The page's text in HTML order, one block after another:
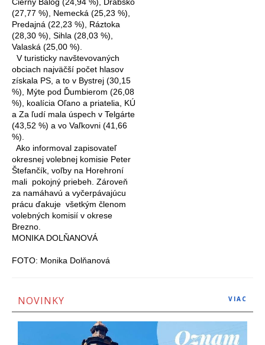
Čierny Balog (24,94 %), Drábsko
(27,77 %), Nemecká (25,23 %),
Predajná (22,23 %), Ráztoka
(28,30 %), Sihla (28,03 %),
Valaská (25,00 %).
V turisticky navštevovaných
obciach najväčší počet hlasov
získala PS, a to v Bystrej (30,15
%), Mýte pod Ďumbierom (26,08
%), koalícia Oľano a priatelia, KÚ
a Za ľudí mala úspech v Telgárte
(43,52 %) a vo Vaľkovni (41,66
%).
Ako informoval zapisovateľ
okresnej volebnej komisie Peter
Štefančík, voľby na Horehroní
mali pokojný priebeh. Zároveň
za namáhavú a vyčerpávajúcu
prácu ďakuje všetkým členom
volebných komisií v okrese
Brezno.
MONIKA DOLŇANOVÁ
FOTO: Monika Dolňanová
NOVINKY VIAC